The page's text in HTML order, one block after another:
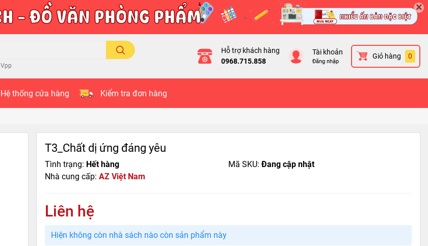
×
Vpp
Hỗ trợ khách hàng
0968.715.858
Tài khoản
Đăng nhập
Giỏ hàng 0
Hệ thống cửa hàng Kiểm tra đơn hàng
T3_Chất dị ứng đáng yêu
Tình trạng: Hết hàng Mã SKU:Đang cập nhật
Nhà cung cấp: AZ Việt Nam
Liên hệ
Hiện không còn nhà sách nào còn sản phẩm này